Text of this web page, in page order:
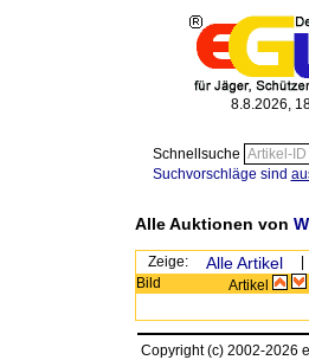
8.8.2026,
Schnellsuche
Suchvorschläge sind
Alle Auktionen von
Zeige: Alle Artikel
Bild Artikel
Copyright (c) 2002-2026